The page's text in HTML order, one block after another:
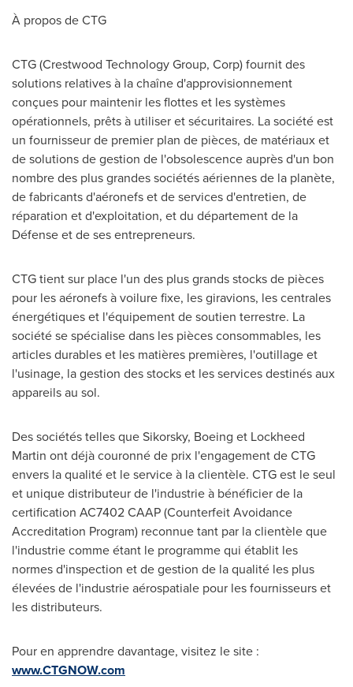
À propos de CTG
CTG (Crestwood Technology Group, Corp) fournit des
solutions relatives à la chaîne d'approvisionnement
conçues pour maintenir les flottes et les systèmes
opérationnels, prêts à utiliser et sécuritaires. La société est
un fournisseur de premier plan de pièces, de matériaux et
de solutions de gestion de l'obsolescence auprès d'un bon
nombre des plus grandes sociétés aériennes de la planète,
de fabricants d'aéronefs et de services d'entretien, de
réparation et d'exploitation, et du département de la
Défense et de ses entrepreneurs.
CTG tient sur place l'un des plus grands stocks de pièces
pour les aéronefs à voilure fixe, les giravions, les centrales
énergétiques et l'équipement de soutien terrestre. La
société se spécialise dans les pièces consommables, les
articles durables et les matières premières, l'outillage et
l'usinage, la gestion des stocks et les services destinés aux
appareils au sol.
Des sociétés telles que Sikorsky, Boeing et Lockheed
Martin ont déjà couronné de prix l'engagement de CTG
envers la qualité et le service à la clientèle. CTG est le seul
et unique distributeur de l'industrie à bénéficier de la
certification AC7402 CAAP (Counterfeit Avoidance
Accreditation Program) reconnue tant par la clientèle que
l'industrie comme étant le programme qui établit les
normes d'inspection et de gestion de la qualité les plus
élevées de l'industrie aérospatiale pour les fournisseurs et
les distributeurs.
Pour en apprendre davantage, visitez le site :
www.CTGNOW.com